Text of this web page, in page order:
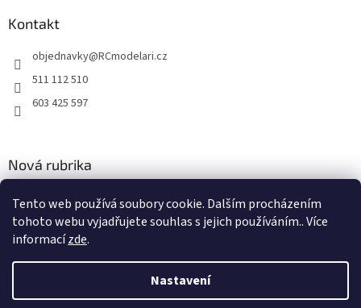
Tento web používá soubory cookie. Dalším procházením
tohoto webu vyjadřujete souhlas s jejich používáním.. Více
informacízde.
Nastavení
Kontakt
objednavky@RCmodelari.cz
511 112 510
603 425 597
Nová rubrika
2.4.2020
Vytvořil Shoptet